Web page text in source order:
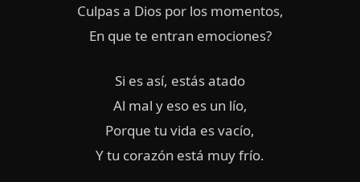
Culpas a Dios por los momentos,
En que te entran emociones?
Si es así, estás atado
Al mal y eso es un lío,
Porque tu vida es vacío,
Y tu corazón está muy frío.